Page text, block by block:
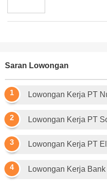
Saran Lowongan
Lowongan Kerja PT
Lowongan Kerja PT
Lowongan Kerja PT
Lowongan Kerja